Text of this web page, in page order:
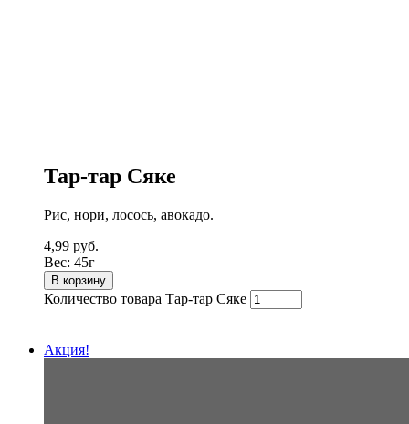
Тар-тар Сяке
Рис, нори, лосось, авокадо.
4,99 руб.
Вес: 45г
В корзину
Количество товара Тар-тар Сяке
Акция!